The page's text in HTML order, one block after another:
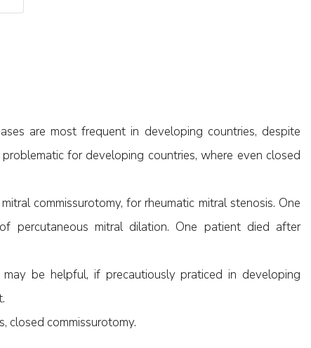
are most frequent in developing countries, despite
for developing countries, where even closed
commissurotomy, for rheumatic mitral stenosis. One
percutaneous mitral dilation. One patient died after
may be helpful, if precautiously praticed in developing
closed commissurotomy.